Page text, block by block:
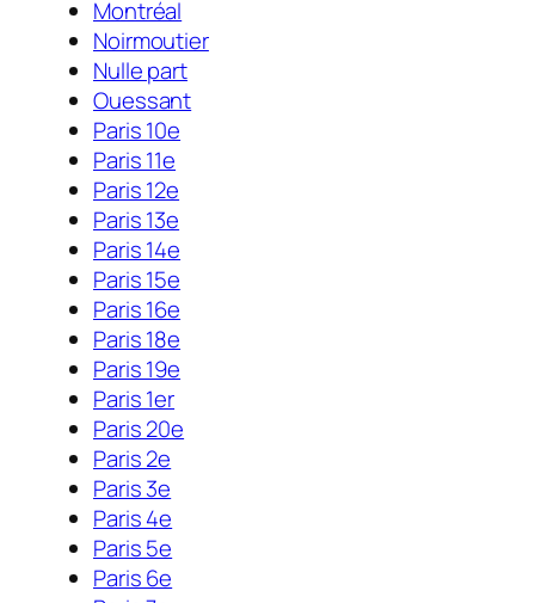
Montréal
Noirmoutier
Nulle part
Ouessant
Paris 10e
Paris 11e
Paris 12e
Paris 13e
Paris 14e
Paris 15e
Paris 16e
Paris 18e
Paris 19e
Paris 1er
Paris 20e
Paris 2e
Paris 3e
Paris 4e
Paris 5e
Paris 6e